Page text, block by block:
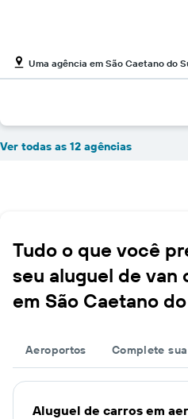
Uma agência em São Caetano do
Ver todas as 12 agências
Tudo o que você
seu aluguel de van
em São Caetano
Aeroportos Complete
Aluguel de carros em